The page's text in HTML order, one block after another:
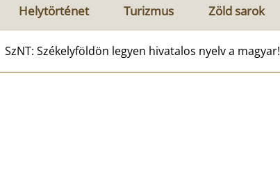
Helytörténet Turizmus Zöld sarok
SzNT: Székelyföldön legyen hivatalos nyelv a magyar!